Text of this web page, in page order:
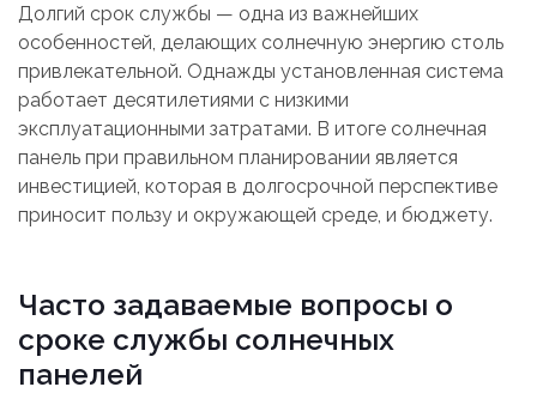
Долгий срок службы — одна из важнейших
особенностей, делающих солнечную энергию столь
привлекательной. Однажды установленная система
работает десятилетиями с низкими
эксплуатационными затратами. В итоге солнечная
панель при правильном планировании является
инвестицией, которая в долгосрочной перспективе
приносит пользу и окружающей среде, и бюджету.
Часто задаваемые вопросы о
сроке службы солнечных
панелей